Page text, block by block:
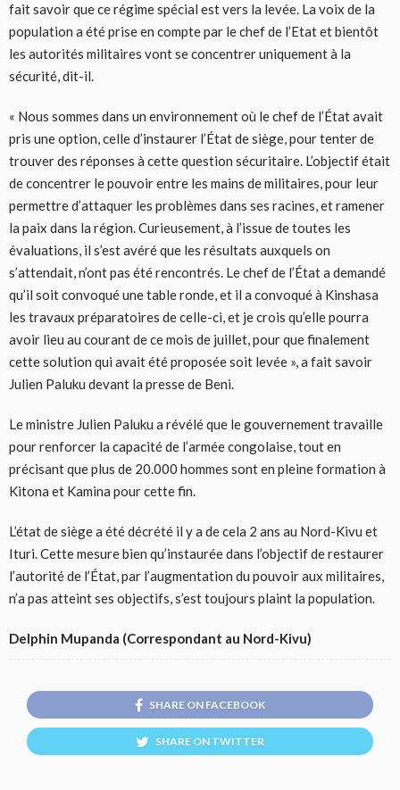
fait savoir que ce régime spécial est vers la levée. La voix de la
population a été prise en compte par le chef de l’Etat et bientôt
les autorités militaires vont se concentrer uniquement à la
sécurité, dit-il.
« Nous sommes dans un environnement où le chef de l’État avait
pris une option, celle d’instaurer l’État de siège, pour tenter de
trouver des réponses à cette question sécuritaire. L’objectif était
de concentrer le pouvoir entre les mains de militaires, pour leur
permettre d’attaquer les problèmes dans ses racines, et ramener
la paix dans la région. Curieusement, à l’issue de toutes les
évaluations, il s’est avéré que les résultats auxquels on
s’attendait, n’ont pas été rencontrés. Le chef de l’État a demandé
qu’il soit convoqué une table ronde, et il a convoqué à Kinshasa
les travaux préparatoires de celle-ci, et je crois qu’elle pourra
avoir lieu au courant de ce mois de juillet, pour que finalement
cette solution qui avait été proposée soit levée », a fait savoir
Julien Paluku devant la presse de Beni.
Le ministre Julien Paluku a révélé que le gouvernement travaille
pour renforcer la capacité de l’armée congolaise, tout en
précisant que plus de 20.000 hommes sont en pleine formation à
Kitona et Kamina pour cette fin.
L’état de siège a été décrété il y a de cela 2 ans au Nord-Kivu et
Ituri. Cette mesure bien qu’instaurée dans l’objectif de restaurer
l’autorité de l’État, par l’augmentation du pouvoir aux militaires,
n’a pas atteint ses objectifs, s’est toujours plaint la population.
Delphin Mupanda (Correspondant au Nord-Kivu)
SHARE ON FACEBOOK
SHARE ON TWITTER